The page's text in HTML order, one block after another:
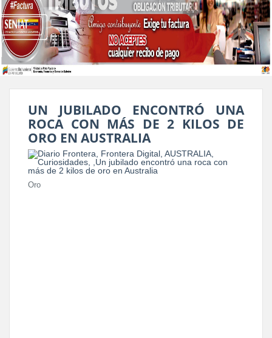
UN JUBILADO ENCONTRÓ UNA
ROCA CON MÁS DE 2 KILOS DE
ORO EN AUSTRALIA
Oro